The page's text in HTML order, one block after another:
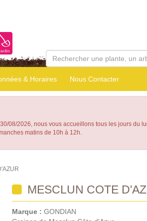
& Horaires Nous Contacter
08/2026, nous vous accueillons tous les jours du
matins de 10h à 12h.
MESCLUN COTE
Marque : GONDIAN